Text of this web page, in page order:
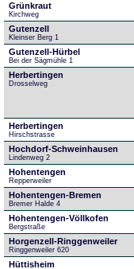
Grünkraut
Kirchweg
Gutenzell
Kleinser Berg 1
Gutenzell-Hürbel
Bei der Sägmühle 1
Herbertingen
Drosselweg
Herbertingen
Hirschstrasse
Hochdorf-Schweinhausen
Lindenweg 2
Hohentengen
Repperweiler
Hohentengen-Bremen
Bremer Halde 4
Hohentengen-Völlkofen
Bergstraße
Horgenzell-Ringgenweiler
Ringgenweiler 620
Hüttisheim